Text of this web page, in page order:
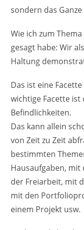
sondern das
Wie ich zum
gesagt habe: Wir
Haltung
Das ist eine
wichtige Facette
Befindlichkeiten.
Das kann allein
von Zeit zu Zeit
bestimmten
Hausaufgaben,
der Freiarbeit, mit
mit den
einem Projekt usw.